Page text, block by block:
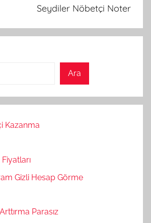
Seydiler Nöbetçi Noter
Ara
Kazanma
Gizli Hesap Görme
Parasız